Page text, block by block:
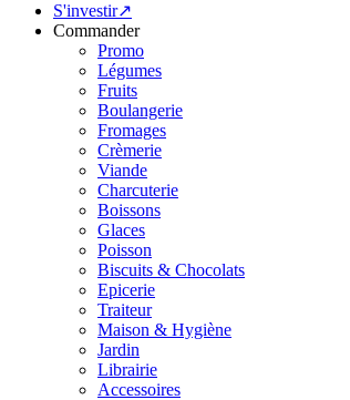
S'investir↗
Commander
Promo
Légumes
Fruits
Boulangerie
Fromages
Crèmerie
Viande
Charcuterie
Boissons
Glaces
Poisson
Biscuits & Chocolats
Epicerie
Traiteur
Maison & Hygiène
Jardin
Librairie
Accessoires